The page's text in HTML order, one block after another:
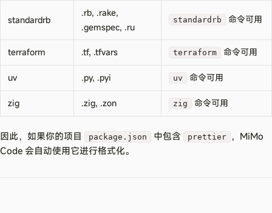
standardrb
.rb, .rake,
.gemspec, .ru
standardrb 命令可用
terraform .tf, .tfvars terraform 命令可用
uv .py, .pyi uv 命令可用
zig .zig, .zon zig 命令可用
因此，如果你的项目 package.json 中包含 prettier ，MiMo
Code 会自动使用它进行格式化。